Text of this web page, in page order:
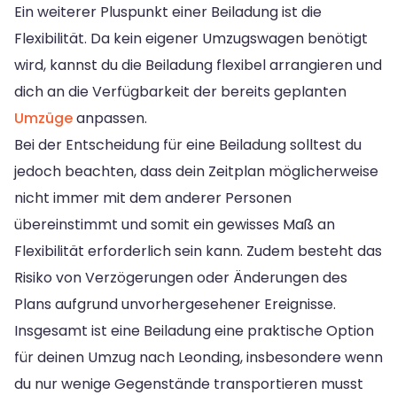
Ein weiterer Pluspunkt einer Beiladung ist die
Flexibilität. Da kein eigener Umzugswagen benötigt
wird, kannst du die Beiladung flexibel arrangieren und
dich an die Verfügbarkeit der bereits geplanten
Umzügeanpassen.
Bei der Entscheidung für eine Beiladung solltest du
jedoch beachten, dass dein Zeitplan möglicherweise
nicht immer mit dem anderer Personen
übereinstimmt und somit ein gewisses Maß an
Flexibilität erforderlich sein kann. Zudem besteht das
Risiko von Verzögerungen oder Änderungen des
Plans aufgrund unvorhergesehener Ereignisse.
Insgesamt ist eine Beiladung eine praktische Option
für deinen Umzug nach Leonding, insbesondere wenn
du nur wenige Gegenstände transportieren musst